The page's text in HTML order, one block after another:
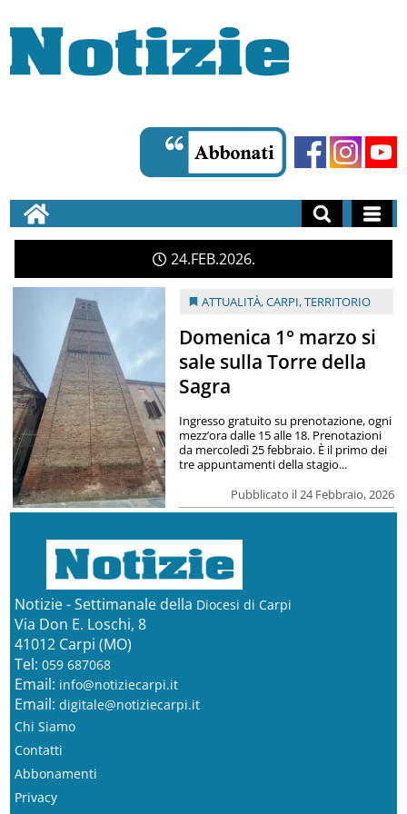
24 FEB 2026
ATTUALITÀ,CARPI,TERRITORIO
Domenica 1° marzo si
sale sulla Torre della
Sagra
Pubblicato il 24 Febbraio, 2026
Ingresso gratuito su prenotazione, ogni
mezz’ora dalle 15 alle 18. Prenotazioni
da mercoledì 25 febbraio. È il primo dei
tre appuntamenti della stagio...
Notizie - Settimanale della Diocesi di Carpi
Via Don E. Loschi, 8
41012 Carpi (MO)
Tel: 059 687068
Email: info@notiziecarpi.it
Email: digitale@notiziecarpi.it
Chi Siamo
Contatti
Abbonamenti
Privacy